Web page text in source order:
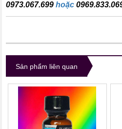
0973.067.699 hoặc
Sản phẩm liên quan